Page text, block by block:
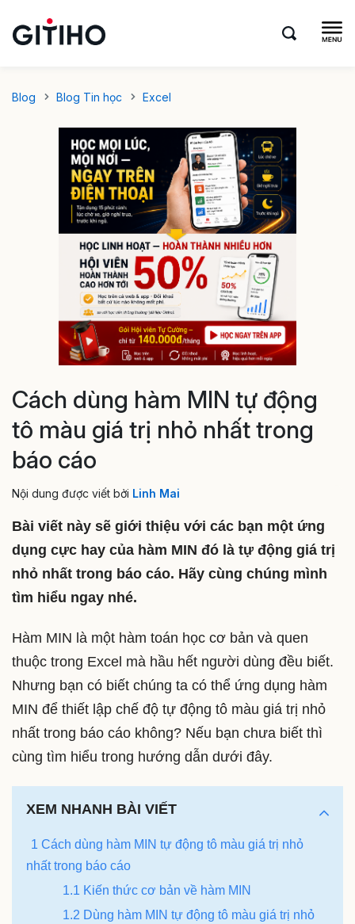
Blog Blog Tin học Excel
Cách dùng hàm MIN tự động
tô màu giá trị nhỏ nhất trong
báo cáo
Nội dung được viết bởi Linh Mai
Bài viết này sẽ giới thiệu với các bạn một ứng
dụng cực hay của hàm MIN đó là tự động giá trị
nhỏ nhất trong báo cáo. Hãy cùng chúng mình
tìm hiểu ngay nhé.
Hàm MIN là một hàm toán học cơ bản và quen
thuộc trong Excel mà hầu hết người dùng đều biết.
Nhưng bạn có biết chúng ta có thể ứng dụng hàm
MIN để thiết lập chế độ tự động tô màu giá trị nhỏ
nhất trong báo cáo không? Nếu bạn chưa biết thì
cùng tìm hiểu trong hướng dẫn dưới đây.
XEM NHANH BÀI VIẾT
1 Cách dùng hàm MIN tự động tô màu giá trị nhỏ
nhất trong báo cáo
1.1 Kiến thức cơ bản về hàm MIN
1.2 Dùng hàm MIN tự động tô màu giá trị nhỏ